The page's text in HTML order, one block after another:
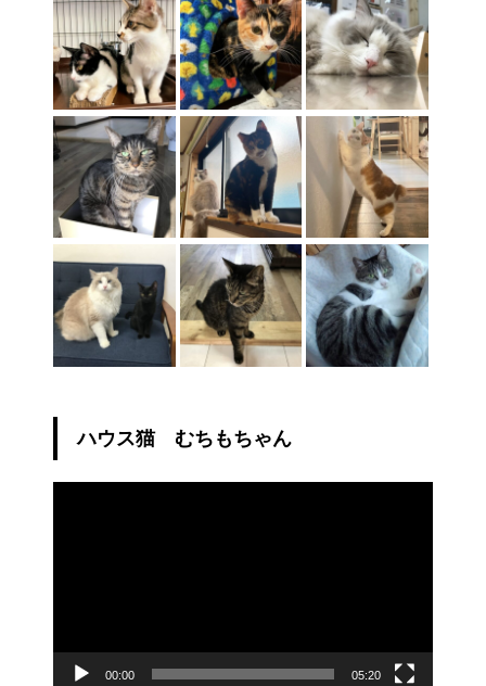
ハウス猫 むちもちゃん
00:00 05:20